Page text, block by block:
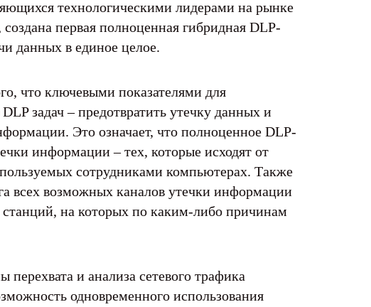
технологическими лидерами на рынке
первая полноценная гибридная DLP-
данных в единое целое.
что ключевыми показателями для
задач – предотвратить утечку данных и
Это означает, что полноценное DLP-
информации – тех, которые исходят от
сотрудниками компьютерах. Также
всех возможных каналов утечки информации
на которых по каким-либо причинам
и анализа сетевого трафика
одновременного использования